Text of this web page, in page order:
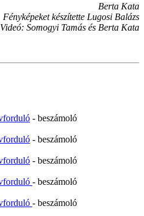
Berta Kata
Fényképeket készítette Lugosi Balázs
Videó: Somogyi Tamás és Berta Kata
- beszámoló
- beszámoló
- beszámoló
- beszámoló
- beszámoló